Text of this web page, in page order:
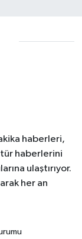
haberleri,
haberlerini
ulaştırıyor.
her an